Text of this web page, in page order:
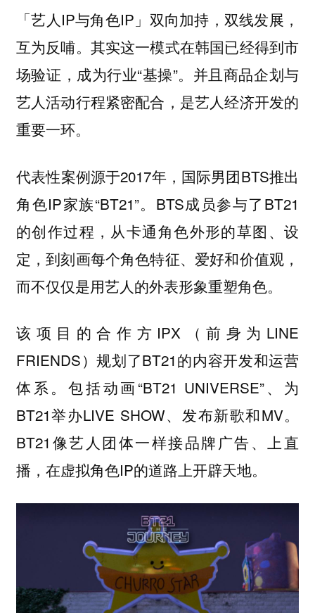
「艺人IP与角色IP」双向加持，双线发展，
互为反哺。其实这一模式在韩国已经得到市
场验证，成为行业“基操”。并且商品企划与
艺人活动行程紧密配合，是艺人经济开发的
重要一环。
代表性案例源于2017年，国际男团BTS推出
角色IP家族“BT21”。BTS成员参与了BT21
的创作过程，从卡通角色外形的草图、设
定，到刻画每个角色特征、爱好和价值观，
而不仅仅是用艺人的外表形象重塑角色。
该项目的合作方IPX（前身为LINE
FRIENDS）规划了BT21的内容开发和运营
体系。包括动画“BT21 UNIVERSE”、为
BT21举办LIVE SHOW、发布新歌和MV。
BT21像艺人团体一样接品牌广告、上直
播，在虚拟角色IP的道路上开辟天地。